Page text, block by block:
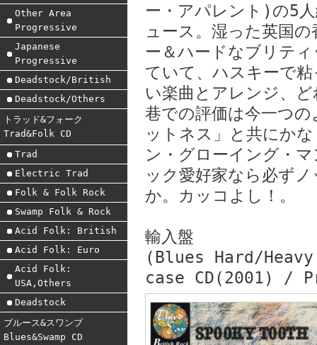
Other Area
Progressive
Japanese
Progressive
Deadstock/British
Deadstock/Others
トラッド&フォーク
Trad&Folk CD
Trad
Electric Trad
Folk & Folk Rock
Swamp Folk & Rock
Acid Folk: British
Acid Folk: Euro
Acid Folk:
USA,Others
Deadstock
ブルース&スワンプ
Blues&Swamp CD
ー・アパレント)の5
ュース。湿った英国
ー＆ハードなブリテ
ていて、ハスキーで
い楽曲とアレンジ、
巷での評価は今一つ
ットネス」と共にか
ン・グローイング・
ック愛好家なら必ず
か。カッコよし！。
輸入盤
(Blues Hard/
case CD(2001) /